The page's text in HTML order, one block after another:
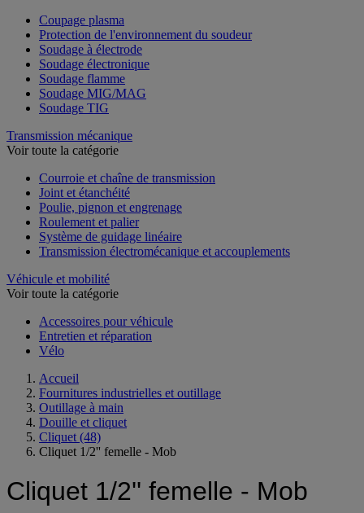
Coupage plasma
Protection de l'environnement du soudeur
Soudage à électrode
Soudage électronique
Soudage flamme
Soudage MIG/MAG
Soudage TIG
Transmission mécanique
Voir toute la catégorie
Courroie et chaîne de transmission
Joint et étanchéité
Poulie, pignon et engrenage
Roulement et palier
Système de guidage linéaire
Transmission électromécanique et accouplements
Véhicule et mobilité
Voir toute la catégorie
Accessoires pour véhicule
Entretien et réparation
Vélo
Accueil
Fournitures industrielles et outillage
Outillage à main
Douille et cliquet
Cliquet (48)
Cliquet 1/2'' femelle - Mob
Cliquet 1/2'' femelle - Mob